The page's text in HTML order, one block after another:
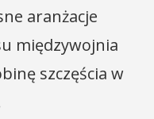
aranżacje
międzywojnia
szczęścia w